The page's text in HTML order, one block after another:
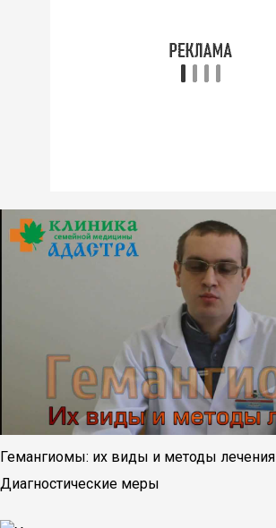
Гемангиомы: их виды и методы лечения
Диагностические меры